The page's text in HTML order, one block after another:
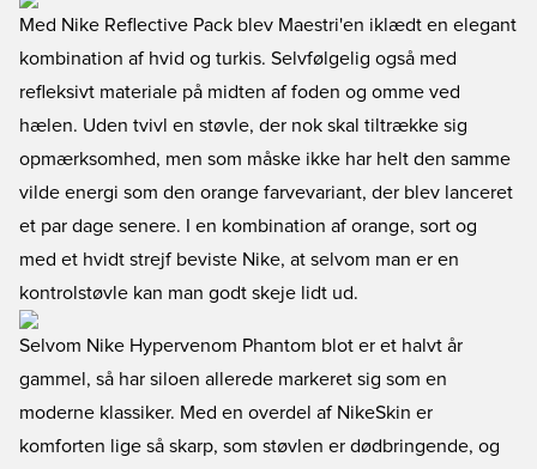
Med Nike Reflective Pack blev Maestri'en iklædt en elegant
kombination af hvid og turkis. Selvfølgelig også med
refleksivt materiale på midten af foden og omme ved
hælen. Uden tvivl en støvle, der nok skal tiltrække sig
opmærksomhed, men som måske ikke har helt den samme
vilde energi som den orange farvevariant, der blev lanceret
et par dage senere. I en kombination af orange, sort og
med et hvidt strejf beviste Nike, at selvom man er en
kontrolstøvle kan man godt skeje lidt ud.
Selvom Nike Hypervenom Phantom blot er et halvt år
gammel, så har siloen allerede markeret sig som en
moderne klassiker. Med en overdel af NikeSkin er
komforten lige så skarp, som støvlen er dødbringende, og